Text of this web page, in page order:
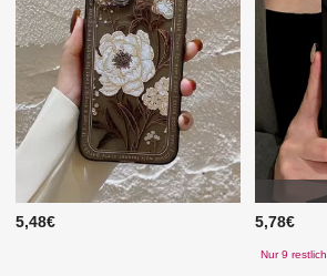
5,48€ 5,78€
Nur 9 restlich